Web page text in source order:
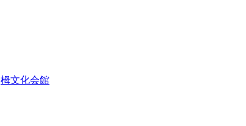
栂文化会館